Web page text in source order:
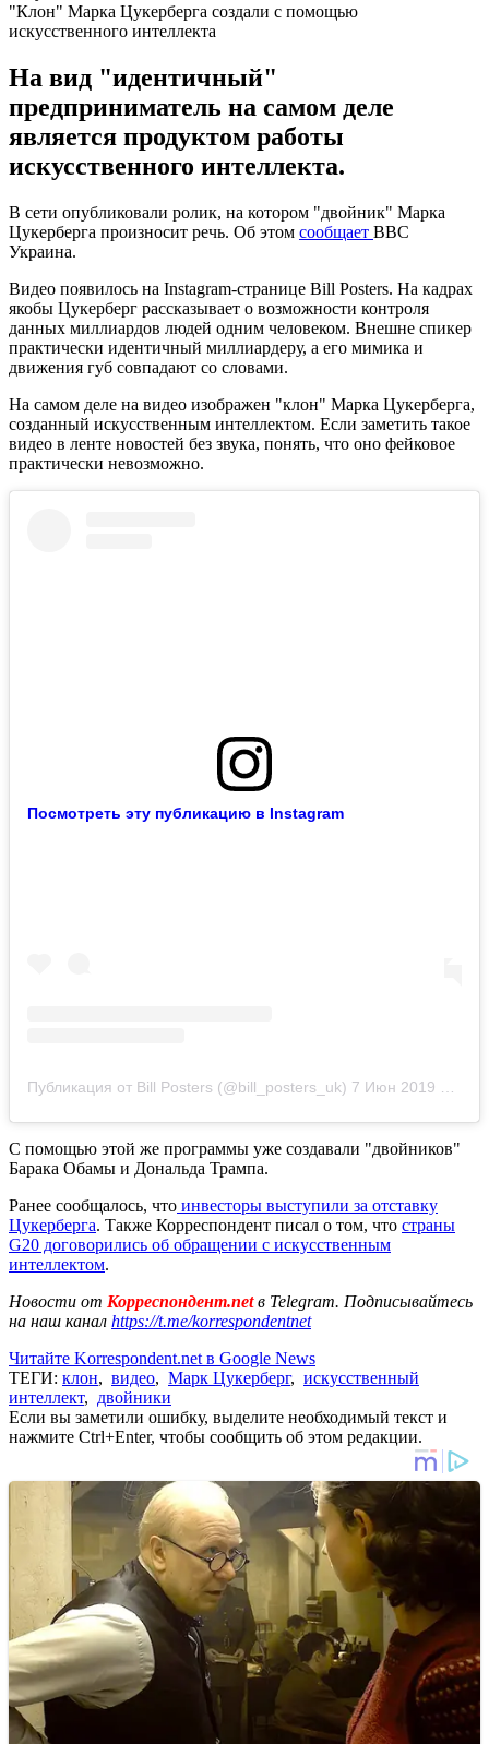
"Клон" Марка Цукерберга создали с помощью
искусственного интеллекта
На вид "идентичный"
предприниматель на самом деле
является продуктом работы
искусственного интеллекта.
В сети опубликовали ролик, на котором "двойник" Марка
Цукерберга произносит речь. Об этом сообщает BBC
Украина.
Видео появилось на Instagram-странице Bill Posters. На кадрах
якобы Цукерберг рассказывает о возможности контроля
данных миллиардов людей одним человеком. Внешне спикер
практически идентичный миллиардеру, а его мимика и
движения губ совпадают со словами.
На самом деле на видео изображен "клон" Марка Цукерберга,
созданный искусственным интеллектом. Если заметить такое
видео в ленте новостей без звука, понять, что оно фейковое
практически невозможно.
Посмотреть эту публикацию в Instagram
Публикация от Bill Posters (@bill_posters_uk) 7 Июн 2019 в 7:15 PDT
С помощью этой же программы уже создавали "двойников"
Барака Обамы и Дональда Трампа.
Ранее сообщалось, что инвесторы выступили за отставку
Цукерберга. Также Корреспондент писал о том, что страны
G20 договорились об обращении с искусственным
интеллектом.
Новости от Корреспондент.netв Telegram. Подписывайтесь
на наш канал https://t.me/korrespondentnet
Читайте Korrespondent.net в Google News
ТЕГИ: клон, видео, Марк Цукерберг, искусственный
интеллект, двойники
Если вы заметили ошибку, выделите необходимый текст и
нажмите Ctrl+Enter, чтобы сообщить об этом редакции.